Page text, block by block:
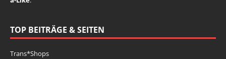
TOP BEITRÄGE & SEITEN
Trans*Shops